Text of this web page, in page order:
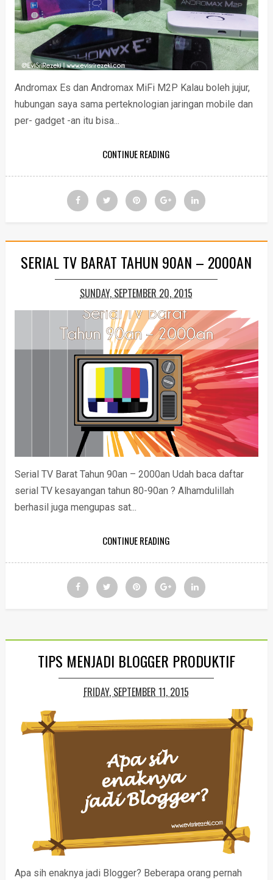
Andromax Es dan Andromax MiFi M2P Kalau boleh jujur,
hubungan saya sama perteknologian jaringan mobile dan
per- gadget -an itu bisa...
CONTINUE READING
SERIAL TV BARAT TAHUN 90AN – 2000AN
SUNDAY, SEPTEMBER 20, 2015
Serial TV Barat Tahun 90an – 2000an Udah baca daftar
serial TV kesayangan tahun 80-90an ? Alhamdulillah
berhasil juga mengupas sat...
CONTINUE READING
TIPS MENJADI BLOGGER PRODUKTIF
FRIDAY, SEPTEMBER 11, 2015
Apa sih enaknya jadi Blogger? Beberapa orang pernah